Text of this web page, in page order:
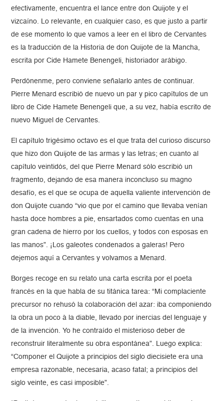
efectivamente, encuentra el lance entre don Quijote y el
vizcaíno. Lo relevante, en cualquier caso, es que justo a partir
de ese momento lo que vamos a leer en el libro de Cervantes
es la traducción de la Historia de don Quijote de la Mancha,
escrita por Cide Hamete Benengeli, historiador arábigo.
Perdónenme, pero conviene señalarlo antes de continuar.
Pierre Menard escribió de nuevo un par y pico capítulos de un
libro de Cide Hamete Benengeli que, a su vez, había escrito de
nuevo Miguel de Cervantes.
El capítulo trigésimo octavo es el que trata del curioso discurso
que hizo don Quijote de las armas y las letras; en cuanto al
capítulo veintidós, del que Pierre Menard sólo escribió un
fragmento, dejando de esa manera inconcluso su magno
desafío, es el que se ocupa de aquella valiente intervención de
don Quijote cuando “vio que por el camino que llevaba venían
hasta doce hombres a pie, ensartados como cuentas en una
gran cadena de hierro por los cuellos, y todos con esposas en
las manos”. ¡Los galeotes condenados a galeras! Pero
dejemos aquí a Cervantes y volvamos a Menard.
Borges recoge en su relato una carta escrita por el poeta
francés en la que habla de su titánica tarea: “Mi complaciente
precursor no rehusó la colaboración del azar: iba componiendo
la obra un poco à la diable, llevado por inercias del lenguaje y
de la invención. Yo he contraído el misterioso deber de
reconstruir literalmente su obra espontánea”. Luego explica:
“Componer el Quijote a principios del siglo diecisiete era una
empresa razonable, necesaria, acaso fatal; a principios del
siglo veinte, es casi imposible”.